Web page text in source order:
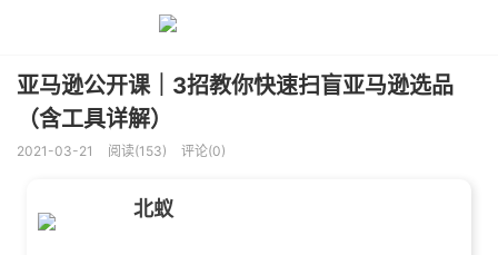
亚马逊公开课｜3招教你快速扫盲亚马逊选品
（含工具详解）
2021-03-21 阅读(153) 评论(0)
北蚁